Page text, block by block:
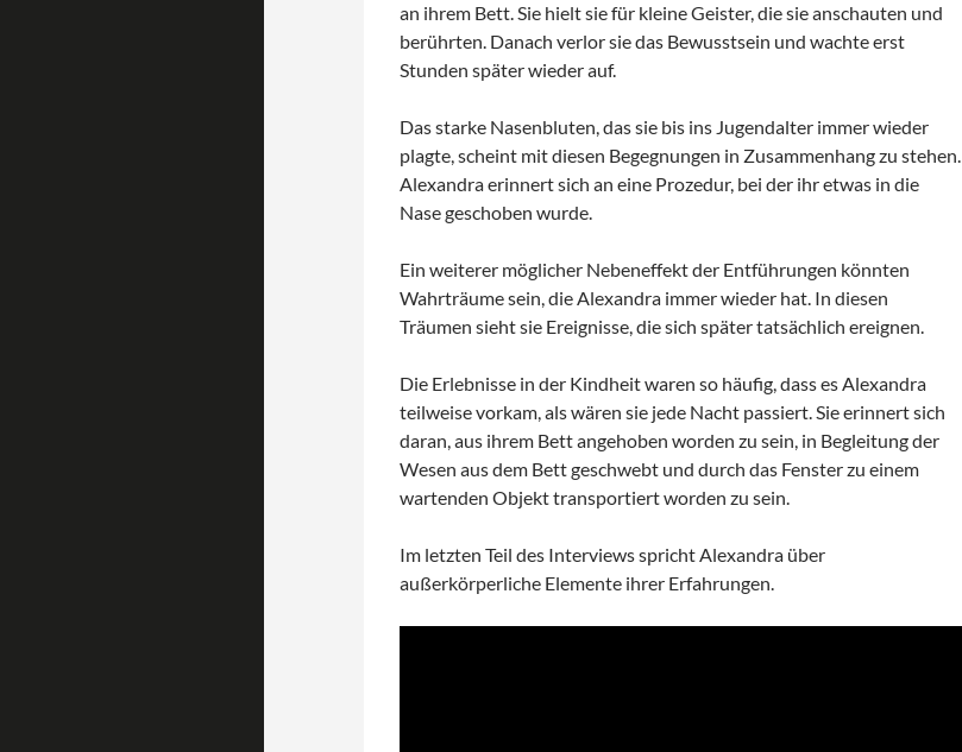
an ihrem Bett. Sie hielt sie für kleine Geister, die sie anschauten und
berührten. Danach verlor sie das Bewusstsein und wachte erst
Stunden später wieder auf.
Das starke Nasenbluten, das sie bis ins Jugendalter immer wieder
plagte, scheint mit diesen Begegnungen in Zusammenhang zu stehen.
Alexandra erinnert sich an eine Prozedur, bei der ihr etwas in die
Nase geschoben wurde.
Ein weiterer möglicher Nebeneffekt der Entführungen könnten
Wahrträume sein, die Alexandra immer wieder hat. In diesen
Träumen sieht sie Ereignisse, die sich später tatsächlich ereignen.
Die Erlebnisse in der Kindheit waren so häufig, dass es Alexandra
teilweise vorkam, als wären sie jede Nacht passiert. Sie erinnert sich
daran, aus ihrem Bett angehoben worden zu sein, in Begleitung der
Wesen aus dem Bett geschwebt und durch das Fenster zu einem
wartenden Objekt transportiert worden zu sein.
Im letzten Teil des Interviews spricht Alexandra über
außerkörperliche Elemente ihrer Erfahrungen.